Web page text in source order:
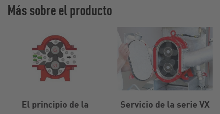
Más sobre el producto
El principio de la
Servicio de la serie VX